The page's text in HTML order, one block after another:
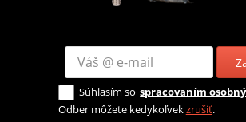
Súhlasím so spracovaním
Odber môžete kedykoľvekzrušiť.